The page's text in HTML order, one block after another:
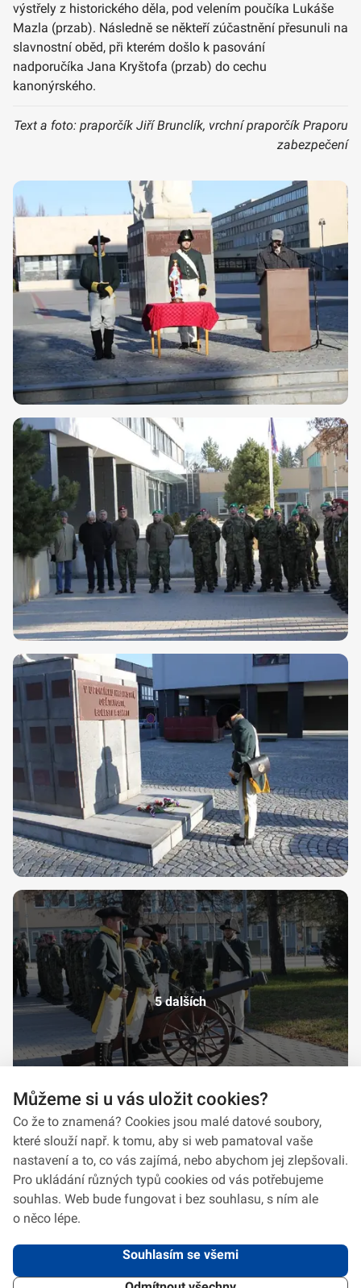
výstřely z historického děla, pod velením poučíka Lukáše
Mazla (przab). Následně se někteří zúčastnění přesunuli na
slavnostní oběd, při kterém došlo k pasování
nadporučíka Jana Kryštofa (przab) do cechu
kanonýrského.
Text a foto: praporčík Jiří Brunclík, vrchní praporčík Praporu
zabezpečení
5 dalších
2026 © VeV-VA Vyškov • Informace jsou poskytovány v souladu se zákonem
Můžeme si u vás uložit cookies?
Co že to znamená? Cookies jsou malé datové soubory,
které slouží např. k tomu, aby si web pamatoval vaše
nastavení a to, co vás zajímá, nebo abychom jej zlepšovali.
Pro ukládání různých typů cookies od vás potřebujeme
souhlas. Web bude fungovat i bez souhlasu, s ním ale
o něco lépe.
Souhlasím se všemi